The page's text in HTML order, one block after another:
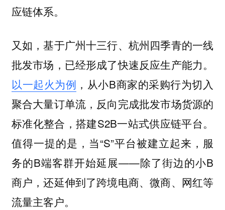
应链体系。
又如，基于广州十三行、杭州四季青的一线
批发市场，已经形成了快速反应生产能力。
以一起火为例 ，从小B商家的采购行为切入
聚合大量订单流，反向完成批发市场货源的
标准化整合，搭建S2B一站式供应链平台。
值得一提的是，当“S”平台被建立起来，服
务的B端客群开始延展——除了街边的小B
商户，还延伸到了跨境电商、微商、网红等
流量主客户。